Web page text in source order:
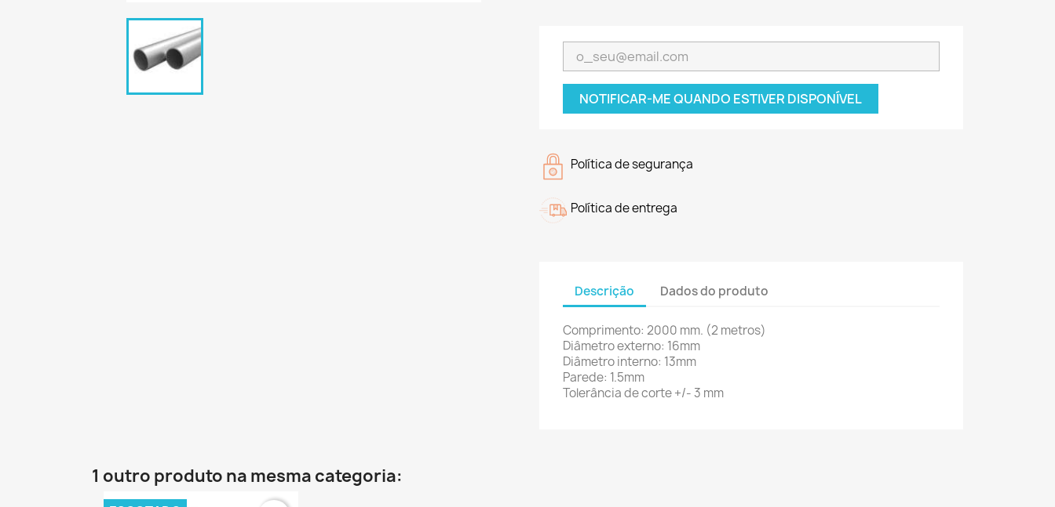
NOTIFICAR-ME QUANDO ESTIVER DISPONÍVEL
Política de segurança
Política de entrega
Descrição Dados do produto
Comprimento: 2000 mm. (2 metros)
Diâmetro externo: 16mm
Diâmetro interno: 13mm
Parede: 1.5mm
Tolerância de corte +/- 3 mm
1 outro produto na mesma categoria: